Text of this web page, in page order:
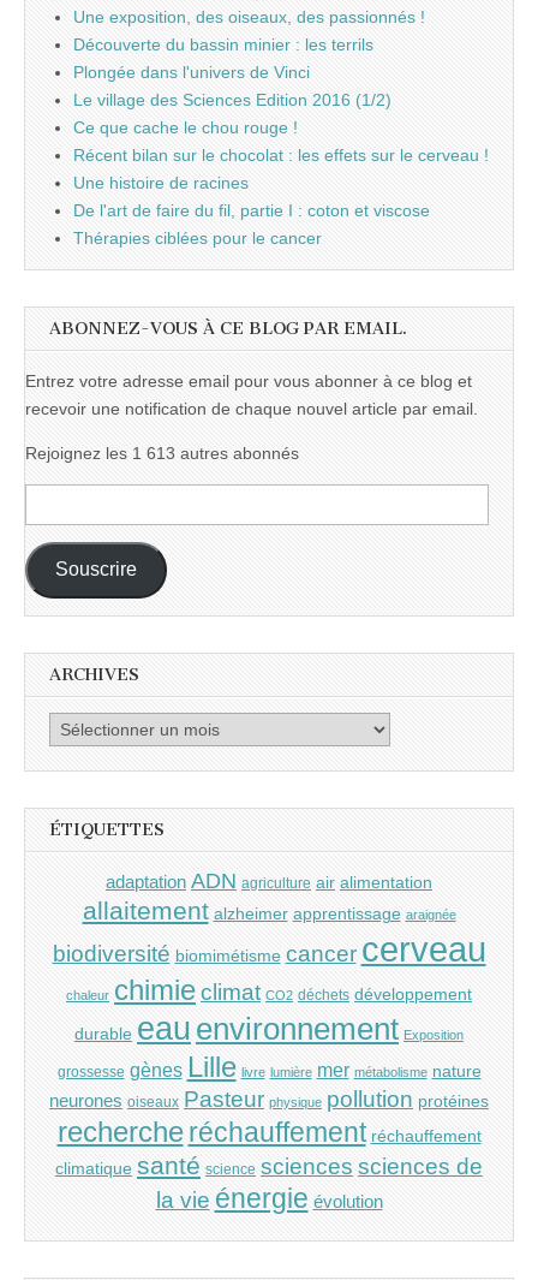
Une exposition, des oiseaux, des passionnés !
Découverte du bassin minier : les terrils
Plongée dans l'univers de Vinci
Le village des Sciences Edition 2016 (1/2)
Ce que cache le chou rouge !
Récent bilan sur le chocolat : les effets sur le cerveau !
Une histoire de racines
De l'art de faire du fil, partie I : coton et viscose
Thérapies ciblées pour le cancer
ABONNEZ-VOUS À CE BLOG PAR EMAIL.
Entrez votre adresse email pour vous abonner à ce blog et
recevoir une notification de chaque nouvel article par email.
Rejoignez les 1 613 autres abonnés
e-
mail :
Souscrire
ARCHIVES
Archives
ÉTIQUETTES
adaptation ADN agriculture air alimentation
allaitement alzheimer apprentissage araignée
biodiversité biomimétisme cancer cerveau
chaleur chimieclimat CO2 déchets développement
durable eau environnement Exposition
grossesse gènes Lille livre lumière mer métabolisme nature
neurones oiseaux Pasteur physique pollution protéines
recherche réchauffement réchauffement
climatique santé science sciences sciences de
la vie énergie évolution